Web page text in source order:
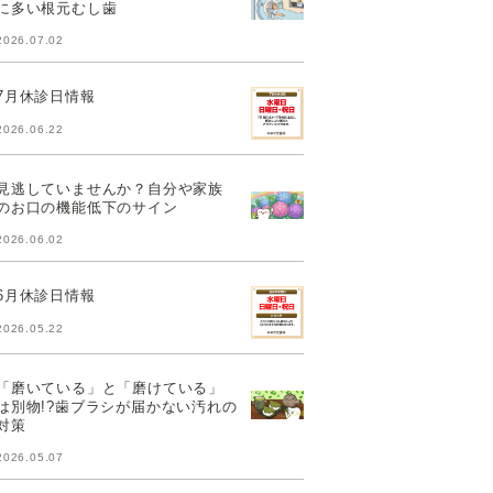
多い根元むし歯
月休診日情報
逃していませんか？自分や家族
お口の機能低下のサイン
月休診日情報
磨いている」と「磨けている」
別物!?歯ブラシが届かない汚れの
策